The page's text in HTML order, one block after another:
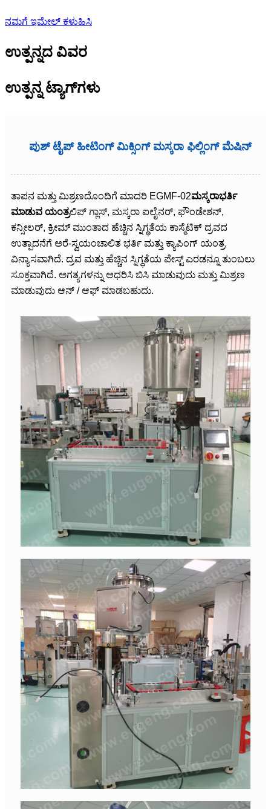
ನಮಗೆ ಇಮೇಲ್ ಕಳುಹಿಸಿ
ಉತ್ಪನ್ನದ ವಿವರ
ಉತ್ಪನ್ನ ಟ್ಯಾಗ್‌ಗಳು
ಪುಶ್ ಟೈಪ್ ಹೀಟಿಂಗ್ ಮಿಕ್ಸಿಂಗ್ ಮಸ್ಕರಾ ಫಿಲ್ಲಿಂಗ್ ಮೆಷಿನ್
ತಾಪನ ಮತ್ತು ಮಿಶ್ರಣದೊಂದಿಗೆ ಮಾದರಿ EGMF-02ಮಸ್ಕರಾಭರ್ತಿ
ಮಾಡುವ ಯಂತ್ರಲಿಪ್ ಗ್ಲಾಸ್, ಮಸ್ಕರಾ ಐಲೈನರ್, ಫೌಂಡೇಶನ್,
ಕನ್ಸೀಲರ್, ಕ್ರೀಮ್ ಮುಂತಾದ ಹೆಚ್ಚಿನ ಸ್ನಿಗ್ಧತೆಯ ಕಾಸ್ಮೆಟಿಕ್ ದ್ರವದ
ಉತ್ಪಾದನೆಗೆ ಅರೆ-ಸ್ವಯಂಚಾಲಿತ ಭರ್ತಿ ಮತ್ತು ಕ್ಯಾಪಿಂಗ್ ಯಂತ್ರ
ವಿನ್ಯಾಸವಾಗಿದೆ. ದ್ರವ ಮತ್ತು ಹೆಚ್ಚಿನ ಸ್ನಿಗ್ಧತೆಯ ಪೇಸ್ಟ್ ಎರಡನ್ನೂ ತುಂಬಲು
ಸೂಕ್ತವಾಗಿದೆ. ಅಗತ್ಯಗಳನ್ನು ಆಧರಿಸಿ ಬಿಸಿ ಮಾಡುವುದು ಮತ್ತು ಮಿಶ್ರಣ
ಮಾಡುವುದು ಆನ್ / ಆಫ್ ಮಾಡಬಹುದು.